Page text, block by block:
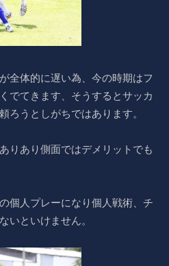
全体的に遅い為、今の時期はフ
でてきます、そうするとサッカ
ろうとしがちではあります。
りあり側面ではデメリットでも
個人プレーになり個人戦術、チ
いといけません。